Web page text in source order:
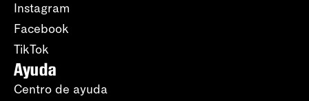
Instagram
Facebook
TikTok
Ayuda
Centro de ayuda